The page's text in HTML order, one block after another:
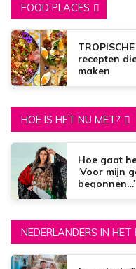
FOOD PLACES
recepten
maken
HOE IS HET NU MET?
Hoe gaat
‘Voor mijn
begonnen…’
NEDERLANDERS IN